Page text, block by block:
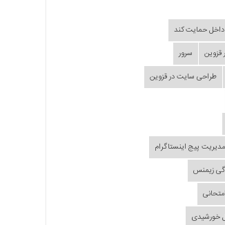
داخل حمایت کند
سرور
طراحی سایت در قزوین
مدیریت پیج اینستاگرام
زیمنس
خورشیدی